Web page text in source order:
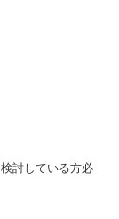
討している方必